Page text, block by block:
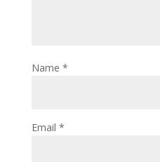
Name *
Email *